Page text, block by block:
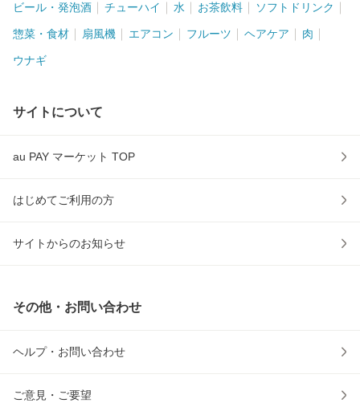
ビール・発泡酒 チューハイ 水 お茶飲料 ソフトドリンク
惣菜・食材 扇風機 エアコン フルーツ ヘアケア 肉
ウナギ
サイトについて
au PAY マーケット TOP
はじめてご利用の方
サイトからのお知らせ
その他・お問い合わせ
ヘルプ・お問い合わせ
ご意見・ご要望